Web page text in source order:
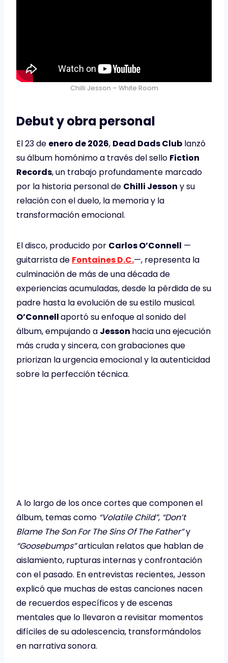
Chilli Jesson – White Room
Debut y obra personal
El 23 de enero de 2026, Dead Dads Club lanzó
su álbum homónimo a través del sello Fiction
Records, un trabajo profundamente marcado
por la historia personal de Chilli Jesson y su
relación con el duelo, la memoria y la
transformación emocional.
El disco, producido por Carlos O’Connell —
guitarrista de Fontaines D.C.—, representa la
culminación de más de una década de
experiencias acumuladas, desde la pérdida de su
padre hasta la evolución de su estilo musical.
O’Connellaportó su enfoque al sonido del
álbum, empujando a Jesson hacia una ejecución
más cruda y sincera, con grabaciones que
priorizan la urgencia emocional y la autenticidad
sobre la perfección técnica.
A lo largo de los once cortes que componen el
álbum, temas como “Volatile Child”, “Don’t
Blame The Son For The Sins Of The Father”y
“Goosebumps”articulan relatos que hablan de
aislamiento, rupturas internas y confrontación
con el pasado. En entrevistas recientes, Jesson
explicó que muchas de estas canciones nacen
de recuerdos específicos y de escenas
mentales que lo llevaron a revisitar momentos
difíciles de su adolescencia, transformándolos
en narrativa sonora.